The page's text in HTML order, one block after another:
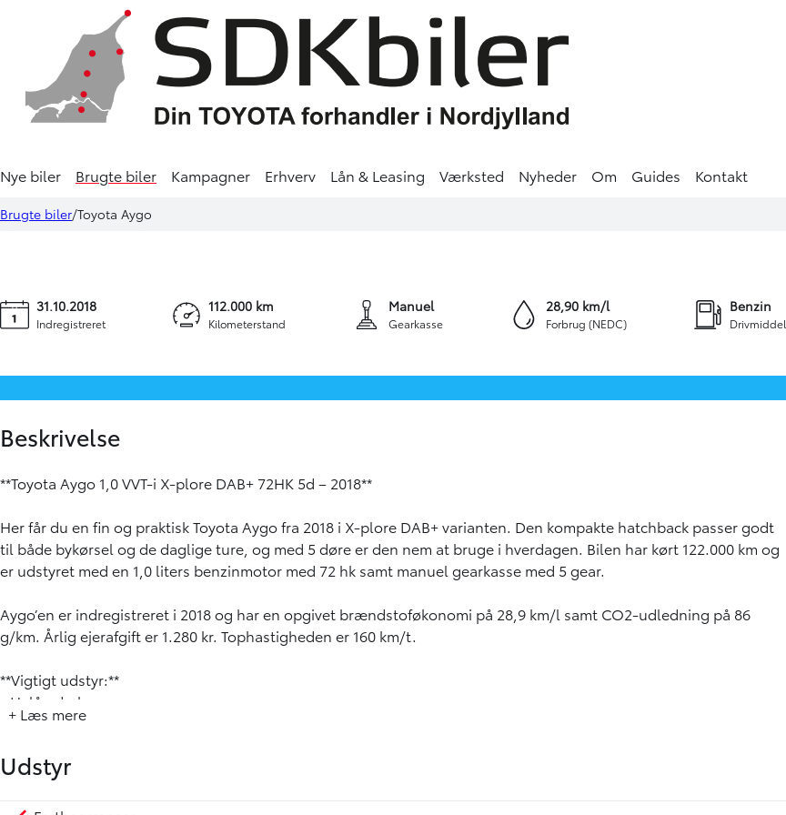
Nye biler Brugte biler Kampagner Erhverv Lån & Leasing Værksted Nyheder Om Guides Kontakt
Toyota Aygo
1,0 VVT-I X-plore DAB+ 72HK 5d
Brugte biler Toyota Aygo
Indregistreret
31.10.2018
Kilometerstand
112.000 km
Gearkasse
Manuel
Forbrug (NEDC)
28,90 km/l
Drivmiddel
Benzin
Beskrivelse
**Toyota Aygo 1,0 VVT-i X-plore DAB+ 72HK 5d – 2018**
Her får du en fin og praktisk Toyota Aygo fra 2018 i X-plore DAB+ varianten. Den kompakte hatchback passer godt
til både bykørsel og de daglige ture, og med 5 døre er den nem at bruge i hverdagen. Bilen har kørt 122.000 km og
er udstyret med en 1,0 liters benzinmotor med 72 hk samt manuel gearkasse med 5 gear.
Aygo’en er indregistreret i 2018 og har en opgivet brændstoføkonomi på 28,9 km/l samt CO2-udledning på 86
g/km. Årlig ejerafgift er 1.280 kr. Tophastigheden er 160 km/t.
**Vigtigt udstyr:**
- Helårsdæk
- ToyotaTouch med 7” skærm
- Apple CarPlay
- Aircondition
+ Læs mere
Udstyr